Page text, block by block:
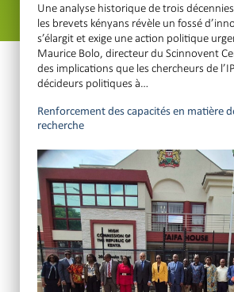
Une analyse historique de trois
les brevets kényans révèle un fossé
s’élargit et exige une action politique
Maurice Bolo, directeur du Scinnovent
des implications que les chercheurs de
décideurs politiques à…
Renforcement des capacités en matière
recherche